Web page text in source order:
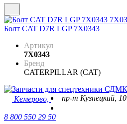
Болт CAT D7R LGP 7X0343
Артикул
7X0343
Бренд
CATERPILLAR (CAT)
Кемерово, пр-т Кузнецкий, 10
8 800 550 29 50